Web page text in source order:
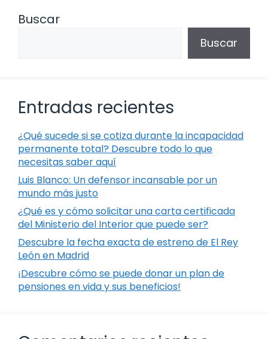
Buscar
Buscar
Entradas recientes
¿Qué sucede si se cotiza durante la incapacidad
permanente total? Descubre todo lo que
necesitas saber aquí
Luis Blanco: Un defensor incansable por un
mundo más justo
¿Qué es y cómo solicitar una carta certificada
del Ministerio del Interior que puede ser?
Descubre la fecha exacta de estreno de El Rey
León en Madrid
¡Descubre cómo se puede donar un plan de
pensiones en vida y sus beneficios!